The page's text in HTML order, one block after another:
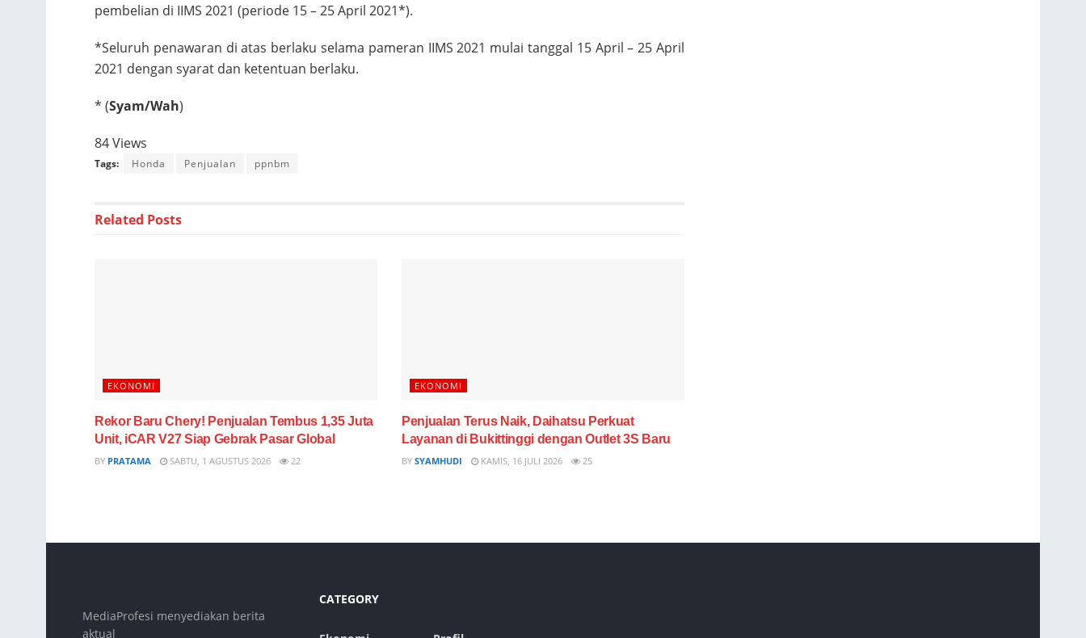
pembelian di IIMS 2021 (periode 15 – 25 April 2021*).
*Seluruh penawaran di atas berlaku selama pameran IIMS 2021 mulai tanggal 15 April – 25 April
2021 dengan syarat dan ketentuan berlaku.
* (Syam/Wah)
84 Views
Tags: Honda Penjualan ppnbm
Related Posts
EKONOMI
Rekor Baru Chery! Penjualan Tembus 1,35 Juta
Unit, iCAR V27 Siap Gebrak Pasar Global
BY PRATAMA SABTU, 1 AGUSTUS 2026 22
EKONOMI
Penjualan Terus Naik, Daihatsu Perkuat
Layanan di Bukittinggi dengan Outlet 3S Baru
BY SYAMHUDI KAMIS, 16 JULI 2026 25
MediaProfesi menyediakan berita
aktual
CATEGORY